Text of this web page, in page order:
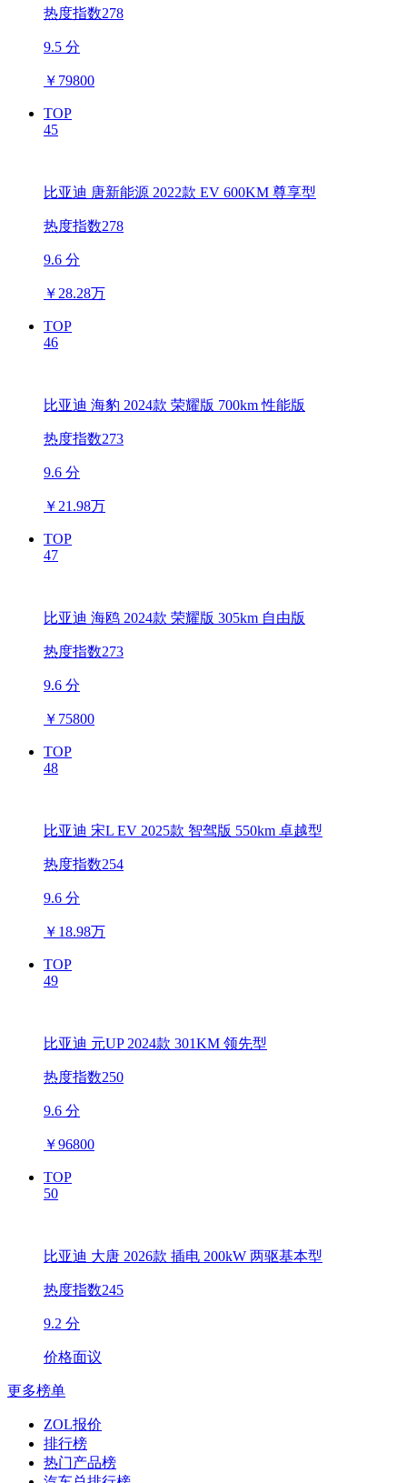
热度指数278
9.5 分
￥ 79800
TOP
45
比亚迪 唐新能源 2022款 EV 600KM 尊享型
热度指数278
9.6 分
￥ 28.28万
TOP
46
比亚迪 海豹 2024款 荣耀版 700km 性能版
热度指数273
9.6 分
￥ 21.98万
TOP
47
比亚迪 海鸥 2024款 荣耀版 305km 自由版
热度指数273
9.6 分
￥ 75800
TOP
48
比亚迪 宋L EV 2025款 智驾版 550km 卓越型
热度指数254
9.6 分
￥ 18.98万
TOP
49
比亚迪 元UP 2024款 301KM 领先型
热度指数250
9.6 分
￥96800
TOP
50
比亚迪 大唐 2026款 插电 200kW 两驱基本型
热度指数245
9.2 分
价格面议
更多榜单
ZOL报价
排行榜
热门产品榜